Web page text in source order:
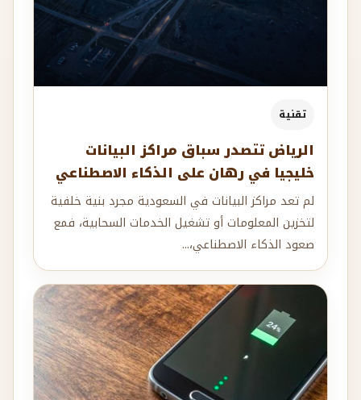
تقنية
الرياض تتصدر سباق مراكز البيانات
خليجيا في رهان على الذكاء الاصطناعي
لم تعد مراكز البيانات في السعودية مجرد بنية خلفية
لتخزين المعلومات أو تشغيل الخدمات السحابية، فمع
صعود الذكاء الاصطناعي،...